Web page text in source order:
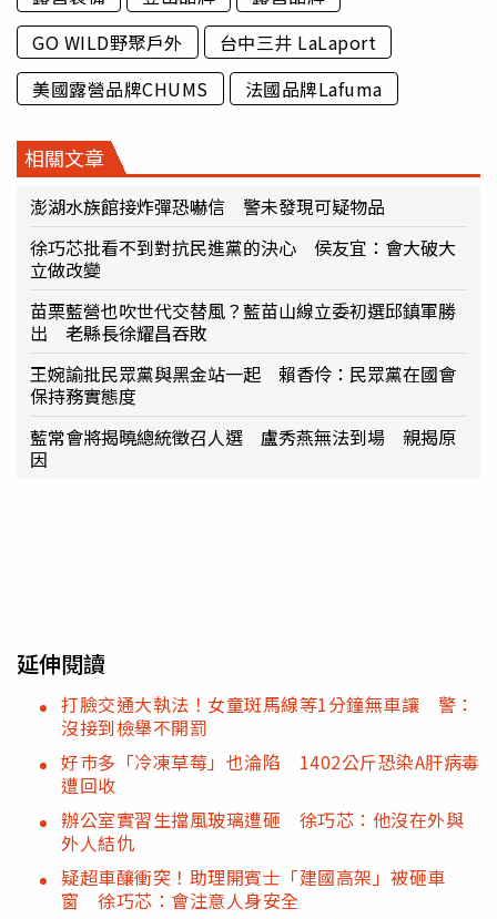
GO WILD野聚戶外
台中三井 LaLaport
美國露營品牌CHUMS
法國品牌Lafuma
相關文章
澎湖水族館接炸彈恐嚇信 警未發現可疑物品
徐巧芯批看不到對抗民進黨的決心 侯友宜：會大破大
立做改變
苗栗藍營也吹世代交替風？藍苗山線立委初選邱鎮軍勝
出 老縣長徐耀昌吞敗
王婉諭批民眾黨與黑金站一起 賴香伶：民眾黨在國會
保持務實態度
藍常會將揭曉總統徵召人選 盧秀燕無法到場 親揭原
因
延伸閱讀
打臉交通大執法！女童斑馬線等1分鐘無車讓 警：
沒接到檢舉不開罰
好巿多「冷凍草莓」也淪陷 1402公斤恐染A肝病毒
遭回收
辦公室實習生擋風玻璃遭砸 徐巧芯：他沒在外與
外人結仇
疑超車釀衝突！助理開賓士「建國高架」被砸車
窗 徐巧芯：會注意人身安全